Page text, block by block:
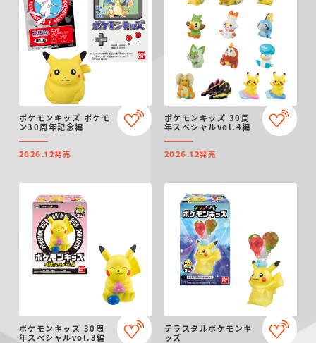
ポケモンキッズ ポケモ
ン30周年記念編
2026.12発売
ポケモンキッズ 30周
年スペシャルvol.4編
2026.12発売
ポケモンキッズ 30周
年スペシャルvol.3編
テラスタルポケモンキ
ッズ